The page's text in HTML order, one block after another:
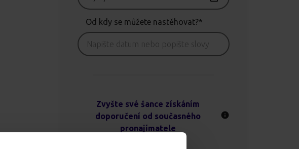
Od kdy se můžete nastěhovat?*
Zvyšte své šance získáním
doporučení od současného
pronajímatele